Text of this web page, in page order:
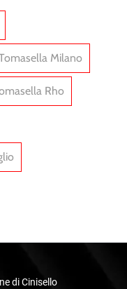
Milano
Rho
di Cinisello